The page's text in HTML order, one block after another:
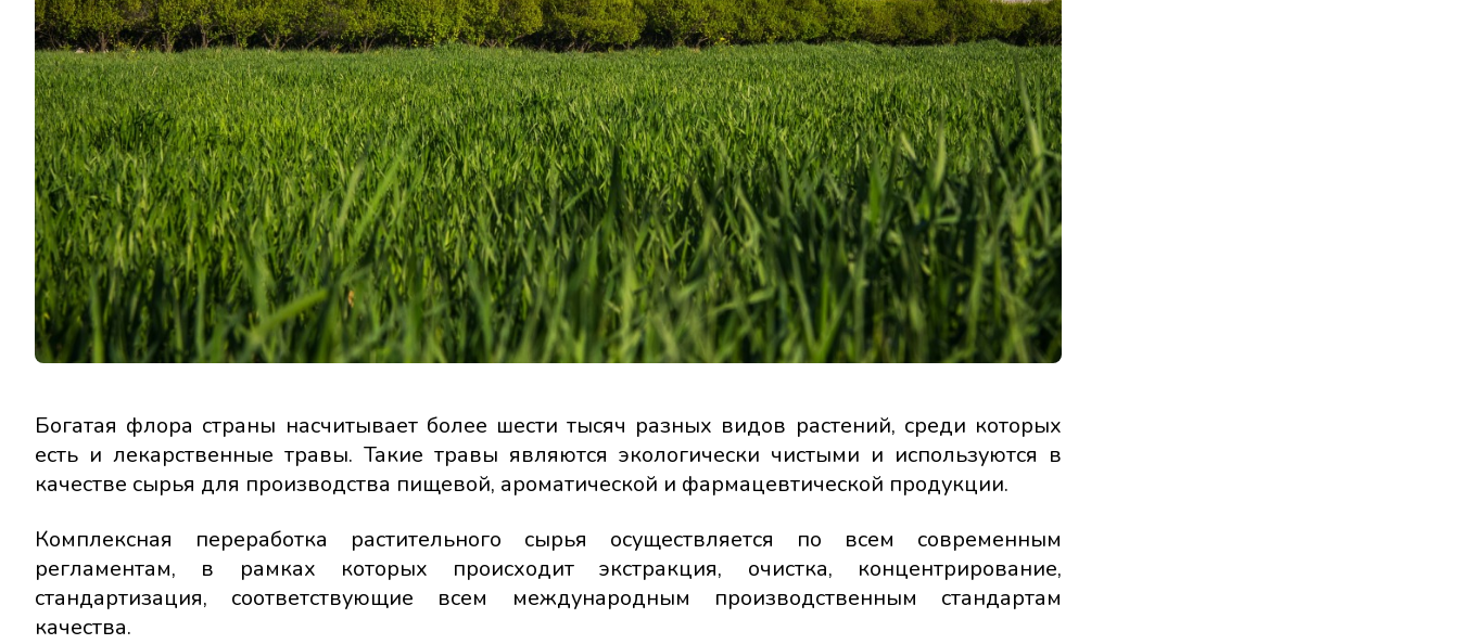
Богатая флора страны насчитывает более шести тысяч разных видов растений, среди которых
есть и лекарственные травы. Такие травы являются экологически чистыми и используются в
качестве сырья для производства пищевой, ароматической и фармацевтической продукции.
Комплексная переработка растительного сырья осуществляется по всем современным
регламентам, в рамках которых происходит экстракция, очистка, концентрирование,
стандартизация, соответствующие всем международным производственным стандартам
качества.